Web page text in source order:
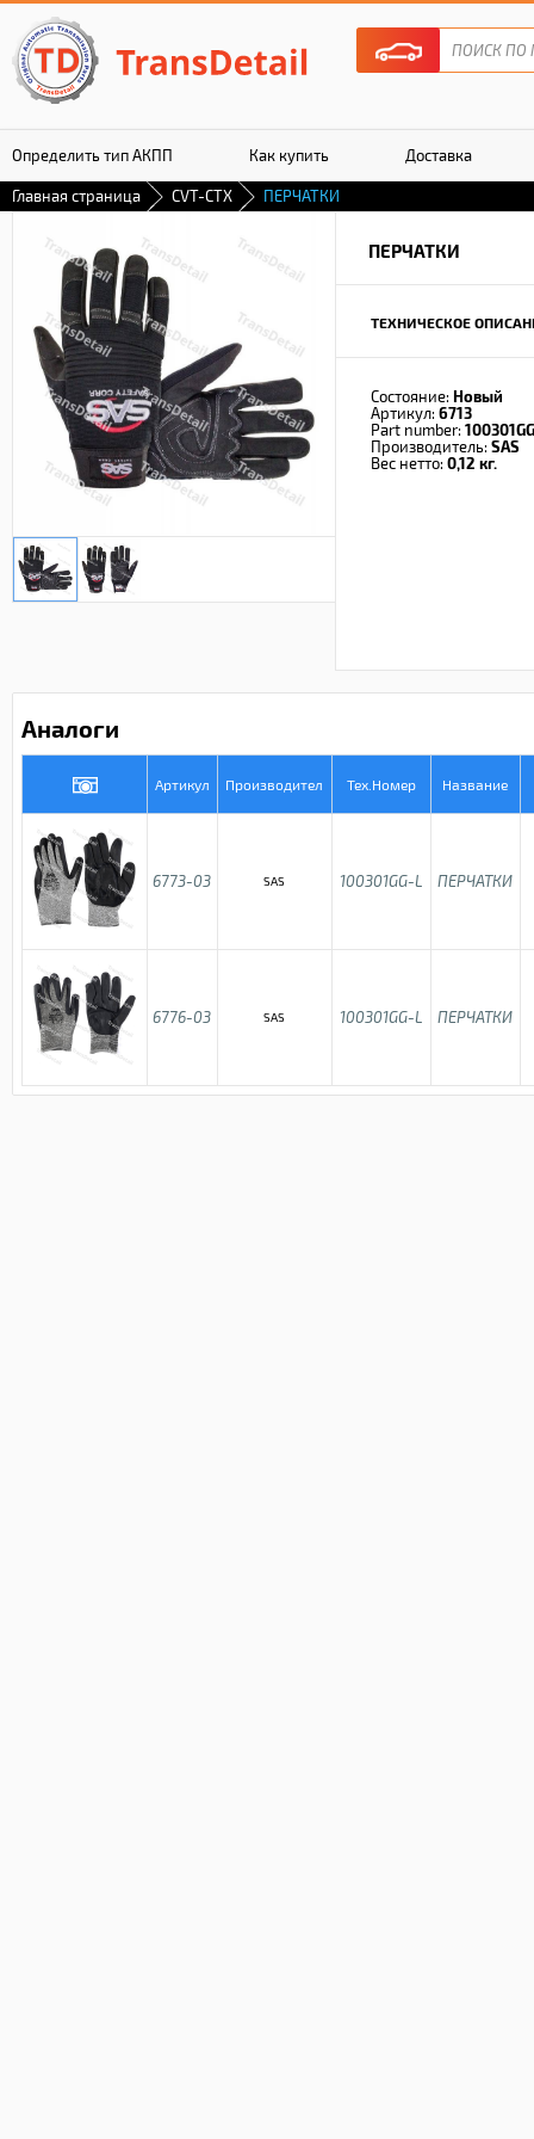
Определить тип АКПП Как купить Доставка
Гарантия
Главная страница CVT-CTX ПЕРЧАТКИ
ПЕРЧАТКИ
ТЕХНИЧЕСКОЕ
Состояние: Новый
Артикул: 6713
Part number:
Производитель: SAS
Вес нетто: 0,12 кг.
Аналоги
Артикул Производител Тех.Номер Название
6773-03 SAS 100301GG-L ПЕРЧАТКИ
6776-03 SAS 100301GG-L ПЕРЧАТКИ